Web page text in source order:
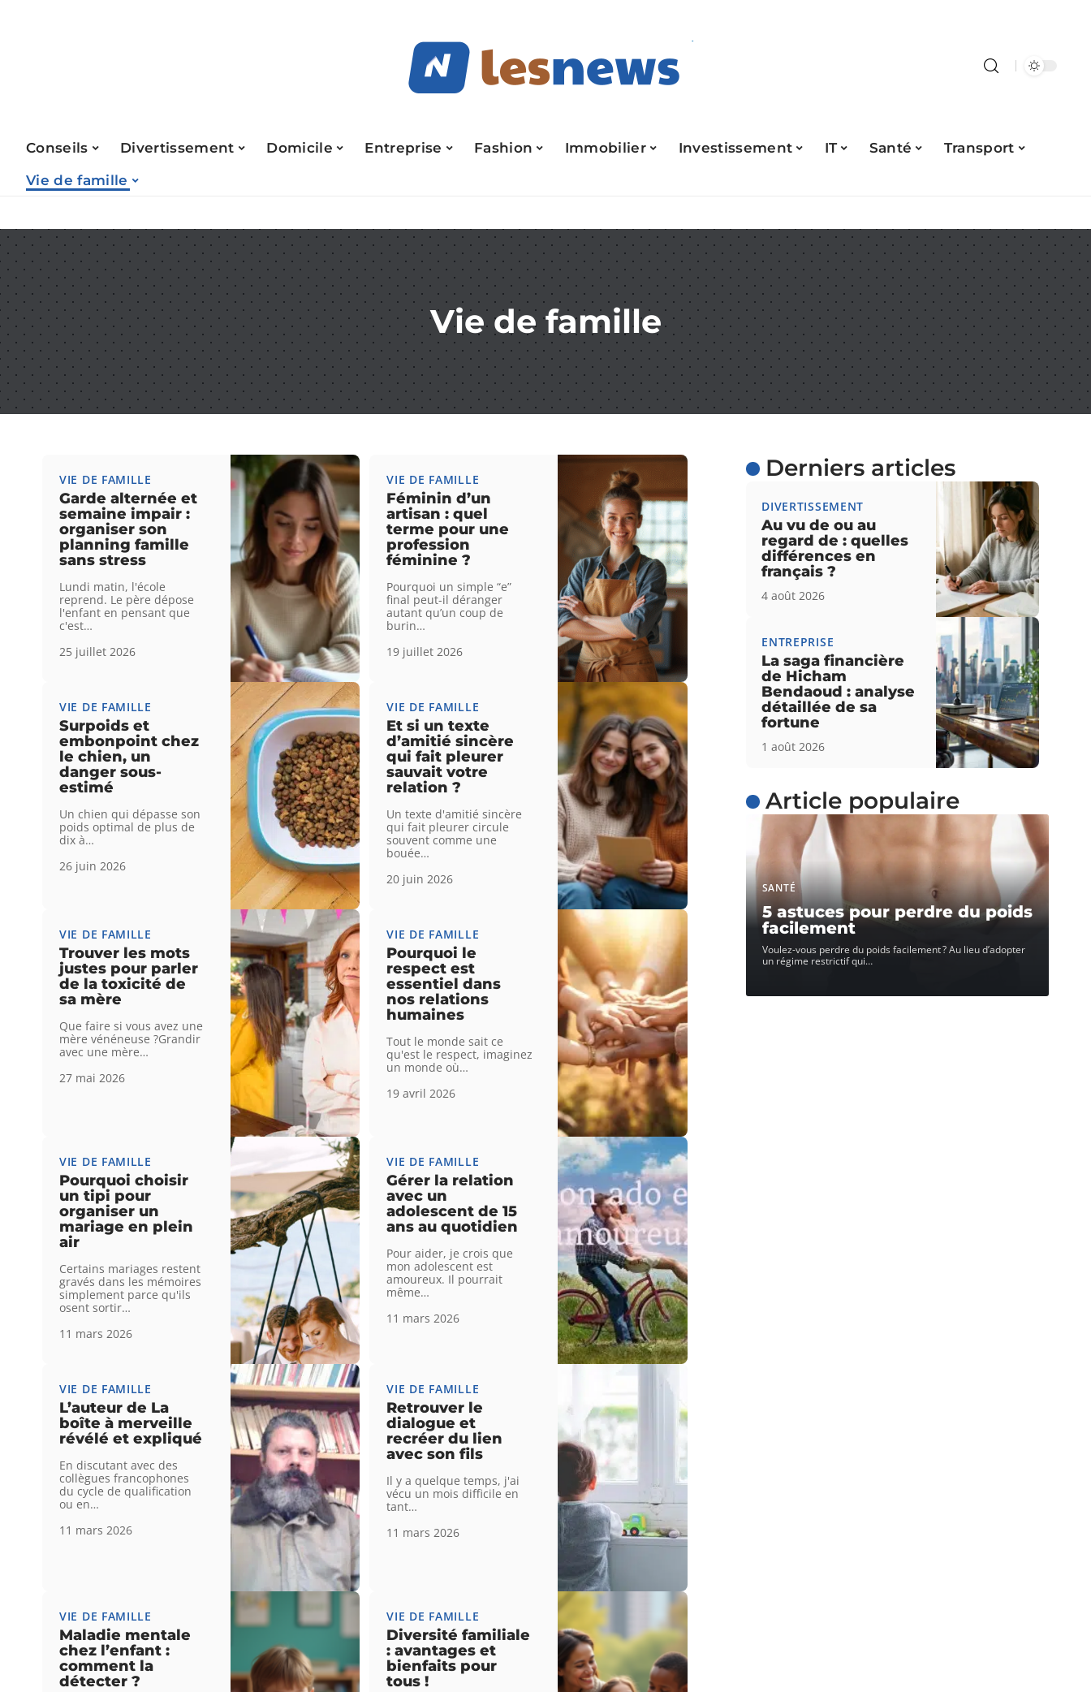
Conseils Divertissement Domicile Entreprise Fashion Immobilier Investissement IT Santé
Transport
Vie de famille
Vie de famille
VIE DE FAMILLE
Garde alternée et
semaine impair :
organiser son
planning famille
sans stress
Lundi matin, l'école
reprend. Le père dépose
l'enfant en pensant que
c'est…
25 juillet 2026
VIE DE FAMILLE
Féminin d’un
artisan : quel
terme pour une
profession
féminine ?
Pourquoi un simple “e”
final peut-il déranger
autant qu’un coup de
burin…
19 juillet 2026
VIE DE FAMILLE
Surpoids et
embonpoint chez
le chien, un
danger sous-
estimé
Un chien qui dépasse son
poids optimal de plus de
dix à…
26 juin 2026
VIE DE FAMILLE
Et si un texte
d’amitié sincère
qui fait pleurer
sauvait votre
relation ?
Un texte d'amitié sincère
qui fait pleurer circule
souvent comme une
bouée…
20 juin 2026
VIE DE FAMILLE
Trouver les mots
justes pour parler
de la toxicité de
sa mère
Que faire si vous avez une
mère vénéneuse ?Grandir
avec une mère…
27 mai 2026
VIE DE FAMILLE
Pourquoi le
respect est
essentiel dans
nos relations
humaines
Tout le monde sait ce
qu'est le respect, imaginez
un monde où…
19 avril 2026
VIE DE FAMILLE
Pourquoi choisir
un tipi pour
organiser un
mariage en plein
air
Certains mariages restent
gravés dans les mémoires
simplement parce qu'ils
osent sortir…
11 mars 2026
VIE DE FAMILLE
Gérer la relation
avec un
adolescent de 15
ans au quotidien
Pour aider, je crois que
mon adolescent est
amoureux. Il pourrait
même…
11 mars 2026
VIE DE FAMILLE
L’auteur de La
boîte à merveille
révélé et expliqué
En discutant avec des
collègues francophones
du cycle de qualification
ou en…
11 mars 2026
VIE DE FAMILLE
Retrouver le
dialogue et
recréer du lien
avec son fils
Il y a quelque temps, j'ai
vécu un mois difficile en
tant…
11 mars 2026
VIE DE FAMILLE
Maladie mentale
chez l’enfant :
comment la
détecter ?
VIE DE FAMILLE
Diversité familiale
: avantages et
bienfaits pour
tous !
Derniers articles
DIVERTISSEMENT
Au vu de ou au
regard de : quelles
différences en
français ?
4 août 2026
ENTREPRISE
La saga financière
de Hicham
Bendaoud : analyse
détaillée de sa
fortune
1 août 2026
Article populaire
SANTÉ
5 astuces pour perdre du poids
facilement
Voulez-vous perdre du poids facilement ? Au lieu d’adopter
un régime restrictif qui…